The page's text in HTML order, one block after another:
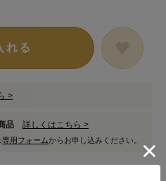
れる
>
品 詳しくはこちら >
専用フォームからお申し込みください。